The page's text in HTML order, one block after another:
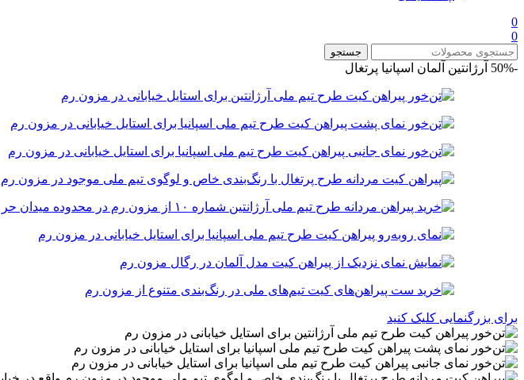
0
0
جستجو
-50% آرژانتین آلمان اسپانیا پرتغال
برای بزرگنمایی کلیک کنید